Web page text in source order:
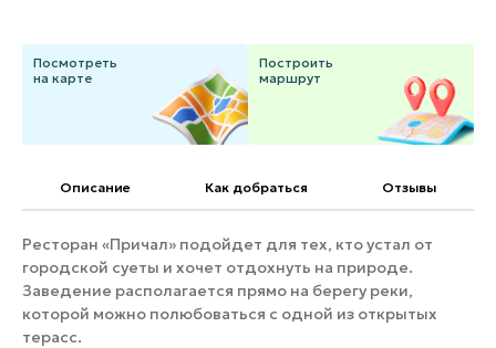
Горнолыжные клубы
Инвестиционный портал
Федоскинская фабрика
Пикник в Подмосковье
Золотое кольцо России
Инвесторам
Особо охраняемые
Посмотреть
на карте
Построить
маршрут
Описание Как добраться Отзывы
Ресторан «Причал» подойдет для тех, кто устал от
городской суеты и хочет отдохнуть на природе.
Заведение располагается прямо на берегу реки,
которой можно полюбоваться с одной из открытых
терасс.